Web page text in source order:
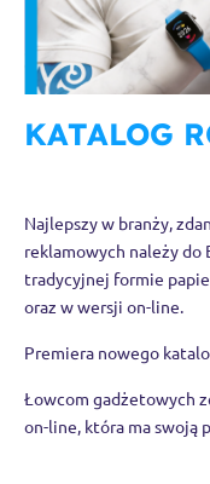
KATALOG
Najlepszy w branży,
reklamowych należy do
tradycyjnej formie
oraz w wersji on-line.
Premiera nowego
Łowcom gadżetowych
on-line, która ma swoją